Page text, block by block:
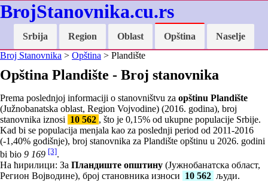
BrojStanovnika.cu.rs
Srbija Region Oblast Opština
Naselje
Broj Stanovnika > Opština > Plandište
Opština Plandište - Broj stanovnika
Prema poslednjoj informaciji o stanovništvu za opštinu Plandište
(Južnobanatska oblast, Region Vojvodine) (2016. godina), broj
stanovnika iznosi 10 562 , što je 0,15% od ukupne populacije Srbije.
Kad bi se populacija menjala kao za poslednji period od 2011-2016
(-1,40% godišnje), broj stanovnika za Plandište opštinu u 2026. godini
bi bio 9 169 [3].
На ћирилици: За Пландиште општину (Јужнобанатска област,
Регион Војводине), број становника износи 10 562 људи.